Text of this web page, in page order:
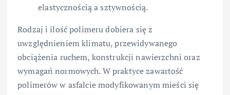
elastycznością a sztywnością.
Rodzaj i ilość polimeru dobiera się z
uwzględnieniem klimatu, przewidywanego
obciążenia ruchem, konstrukcji nawierzchni oraz
wymagań normowych. W praktyce zawartość
polimerów w asfalcie modyfikowanym mieści się